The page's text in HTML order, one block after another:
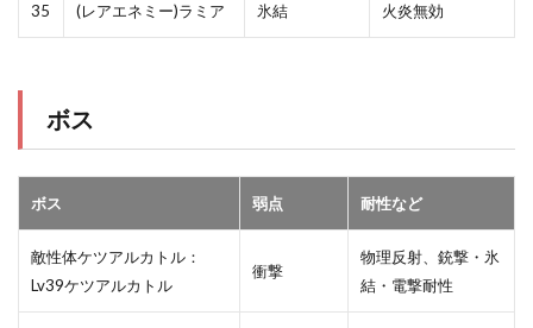
35 (レアエネミー)ラミア 氷結 火炎無効
ボス
ボス 弱点 耐性など
敵性体ケツアルカトル：
Lv39ケツアルカトル
衝撃
物理反射、銃撃・氷
結・電撃耐性